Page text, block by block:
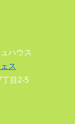
ハウス
ス
丁目2-5